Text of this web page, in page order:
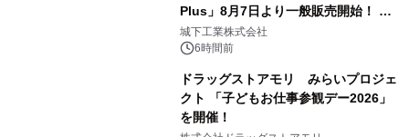
Plus」8月7日より一般販売開始！ ケ
ーブル1本つなぐだけ、テレビの音が
ぐっと豊かに
城下工業株式会社
6時間前
ドラッグストアモリ みらいプロジェ
クト 「子どもお仕事参観デー2026」
を開催！